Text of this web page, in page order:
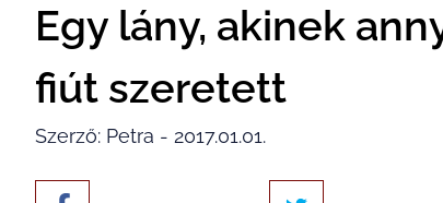
Egy lány, akinek
fiút szeretett
Szerző: Petra - 2017.01.01.